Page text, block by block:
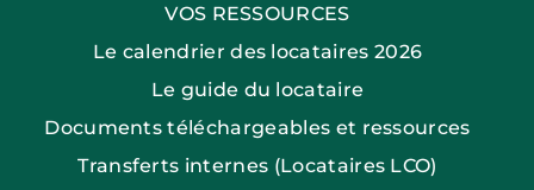
VOS RESSOURCES
Le calendrier des locataires 2026
Le guide du locataire
Documents téléchargeables et ressources
Transferts internes (Locataires LCO)